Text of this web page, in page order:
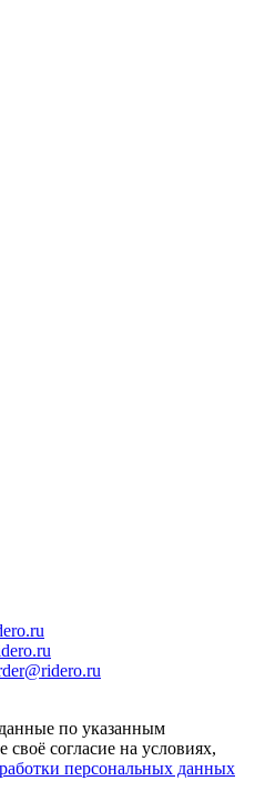
по указанным
согласие на условиях,
персональных данных